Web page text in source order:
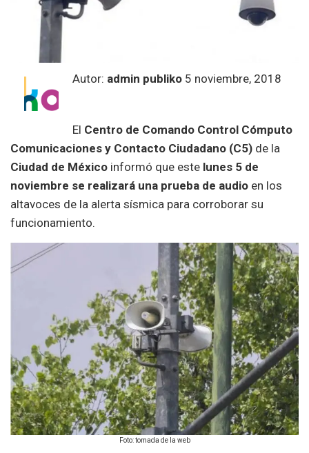
Autor: admin publiko 5 noviembre, 2018
El Centro de Comando Control Cómputo
Comunicaciones y Contacto Ciudadano (C5) de la
Ciudad de México informó que este lunes 5 de
noviembre se realizará una prueba de audio en los
altavoces de la alerta sísmica para corroborar su
funcionamiento.
Foto: tomada de la web